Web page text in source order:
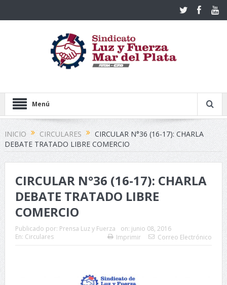
Menú
INICIO CIRCULARES
CIRCULAR N°36 (16-17): CHARLA
DEBATE TRATADO LIBRE COMERCIO
CIRCULAR N°36 (16-17): CHARLA
DEBATE TRATADO LIBRE
COMERCIO
Publicado por: Prensa Luz y Fuerza on: junio 08, 2016
En: Circulares Imprimir Correo Electrónico